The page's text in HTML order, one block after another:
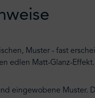
Muster - fast
edlen Matt-Glanz-Effekt.
eingewobene Muster.